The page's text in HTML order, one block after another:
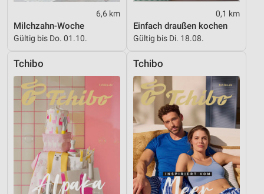
6,6 km
Milchzahn-Woche
Gültig bis Do. 01.10.
0,1 km
Einfach draußen kochen
Gültig bis Di. 18.08.
Tchibo Tchibo
Werbung